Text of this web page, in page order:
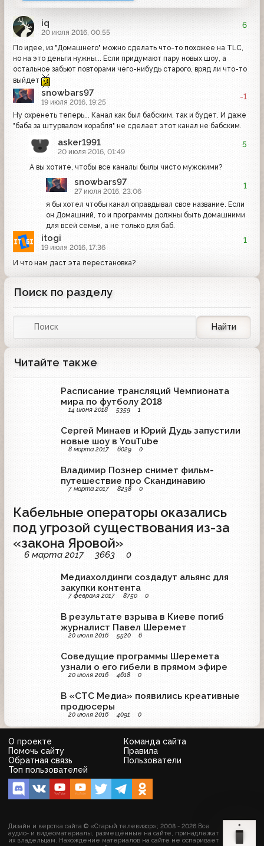
iq
20 июля 2016, 00:55
6
По идее, из "Домашнего" можно сделать что-то похожее на TLC,
но на это деньги нужны... Если придумают пару новых шоу, а
остальное забьют повторами чего-нибудь старого, вряд ли что-то
выйдет
snowbars97
19 июля 2016, 19:25
-1
Ну охренеть теперь... Канал как был бабским, так и будет. И даже
"баба за штурвалом корабля" не сделает этот канал не бабским.
asker1991
20 июля 2016, 01:49
5
А вы хотите, чтобы все каналы былы чисто мужскими?
snowbars97
27 июля 2016, 23:06
1
я бы хотел чтобы канал оправдывал свое название. Если
он Домашний, то и программы должны быть домашними
для всей семьи, а не только для баб.
itogi
19 июля 2016, 17:36
1
И что нам даст эта перестановка?
Поиск по разделу
Найти
Читайте также
Расписание трансляций Чемпионата
мира по футболу 2018
14 июня 2018 5359 1
Сергей Минаев и Юрий Дудь запустили
новые шоу в YouTube
8 марта 2017 6029 0
Владимир Познер снимет фильм-
путешествие про Скандинавию
7 марта 2017 8238 0
Кабельные операторы оказались
под угрозой существования из-за
«закона Яровой»
6 марта 2017 3663 0
Медиахолдинги создадут альянс для
закупки контента
7 февраля 2017 8750 0
В результате взрыва в Киеве погиб
журналист Павел Шеремет
20 июля 2016 5520 6
Соведущие программы Шеремета
узнали о его гибели в прямом эфире
20 июля 2016 4618 0
В «СТС Медиа» появились креативные
продюсеры
20 июля 2016 4091 0
О проекте
Команда сайта
Помочь сайту
Правила
Обратная связь
Пользователи
Топ пользователей
Дизайн и верстка сайта © «Старый телевизор»; 2008 - 2026 Все
аудио- и видеоматериалы, размещённые на сайте, принадлежат
их владельцам. Нахождение материалов на сайте не оспаривает